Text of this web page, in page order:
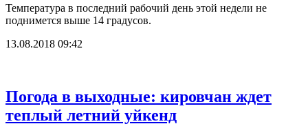
Температура в последний рабочий день этой недели не
поднимется выше 14 градусов.
13.08.2018 09:42
Погода в выходные: кировчан ждет
теплый летний уйкенд